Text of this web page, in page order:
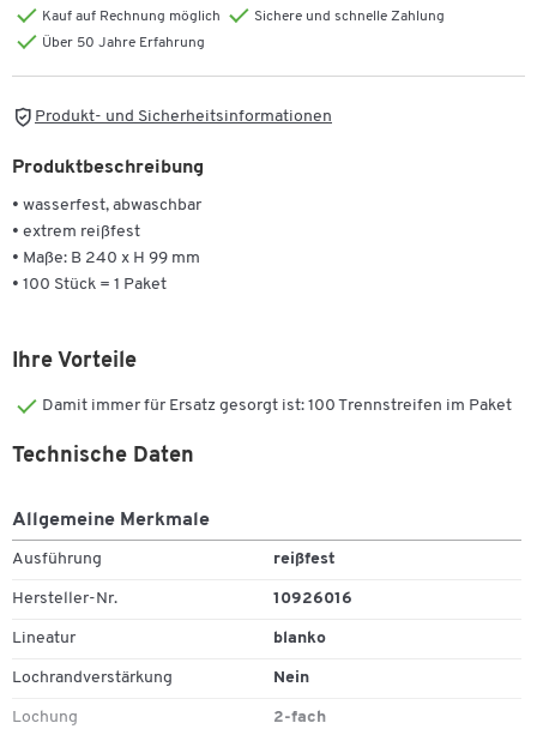
Kauf auf Rechnung möglich
Sichere und schnelle Zahlung
Über 50 Jahre Erfahrung
Produkt- und Sicherheitsinformationen
Produktbeschreibung
• wasserfest, abwaschbar
• extrem reißfest
• Maße: B 240 x H 99 mm
• 100 Stück = 1 Paket
Ihre Vorteile
Damit immer für Ersatz gesorgt ist: 100 Trennstreifen im Paket
Technische Daten
Allgemeine Merkmale
Ausführung reißfest
Hersteller-Nr. 10926016
Lineatur blanko
Lochrandverstärkung Nein
Lochung 2-fach